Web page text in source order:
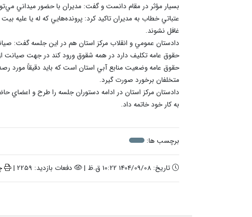
بسيار مؤثر در مقام دانست و گفت: مديران با حضور ميداني
عتباتي خطاب به مديران تاکيد کرد: پرونده‌هايي که له يا
غافل نشوند.
دادستان عمومي و انقلاب مرکز استان هم در اين جلسه گفت:
حقوق عامه تکليف دارد در همه شقوق ورود کند در جهت صيانت
حقوق عامه وضعيت منابع آبي استان است که بايد دقيقاً مورد
متخلفان برخورد صورت گيرد.
دادستان مرکز استان در ادامه دستوران جلسه را طرح و اعضاي
به کار خود خاتمه داد.
برچسب ها:
تاریخ: 1404/09/08 10:22 ق.ظ | دفعات بازدید: 2259 |